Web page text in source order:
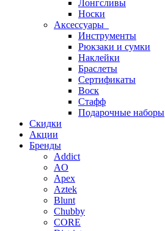
Лонгсливы
Носки
Аксессуары
Инструменты
Рюкзаки и сумки
Наклейки
Браслеты
Сертификаты
Воск
Стафф
Подарочные наборы
Скидки
Акции
Бренды
Addict
AO
Apex
Aztek
Blunt
Chubby
CORE